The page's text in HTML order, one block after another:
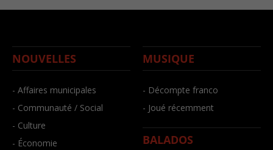
NOUVELLES
- Affaires municipales
- Communauté / Social
- Culture
- Économie
MUSIQUE
- Décompte franco
- Joué récemment
BALADOS